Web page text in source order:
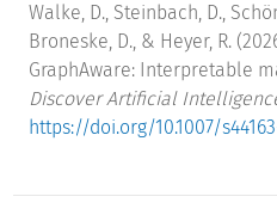
Walke, D., Steinbach, D.,
Broneske, D., & Heyer, R.
GraphAware: Interpretable
Discover Artificial
https://doi.org/10.1007/